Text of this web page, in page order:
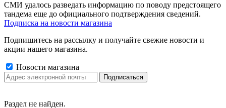
СМИ удалось разведать информацию по поводу предстоящего
тандема еще до официального подтверждения сведений.
Подписка на новости магазина
Подпишитесь на рассылку и получайте свежие новости и
акции нашего магазина.
Новости магазина
Раздел не найден.